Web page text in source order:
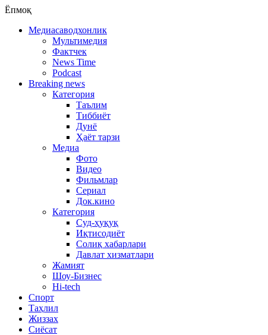
Ёпмоқ
Медиасаводхонлик
Мультимедия
Фактчек
News Time
Podcast
Breaking news
Категория
Таълим
Тиббиёт
Дунё
Ҳаёт тарзи
Медиа
Фото
Видео
Фильмлар
Сериал
Док.кино
Категория
Суд-ҳуқуқ
Иқтисодиёт
Солиқ хабарлари
Давлат хизматлари
Жамият
Шоу-Бизнес
Hi-tech
Спорт
Таҳлил
Жиззах
Сиёсат